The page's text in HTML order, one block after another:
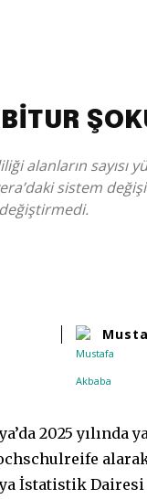
alanların sayısı
sistem
2025 yılında
İstatistik Dairesi